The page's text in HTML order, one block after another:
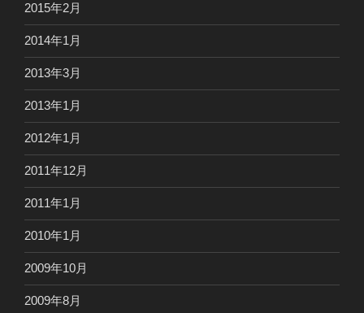
2015年2月
2014年1月
2013年3月
2013年1月
2012年1月
2011年12月
2011年1月
2010年1月
2009年10月
2009年8月